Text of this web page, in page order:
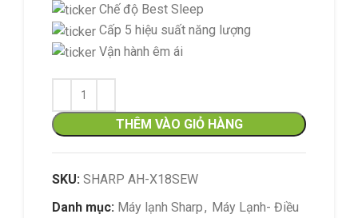
Chế độ Best Sleep
Cấp 5 hiệu suất năng lượng
Vận hành êm ái
THÊM VÀO GIỎ HÀNG
SKU: SHARP AH-X18SEW
Danh mục: Máy lạnh Sharp, Máy Lạnh- Điều